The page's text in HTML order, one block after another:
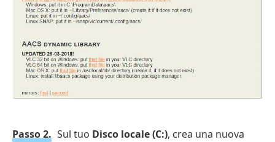
Passo 2. Sul tuo Disco locale (C:), crea una nuova